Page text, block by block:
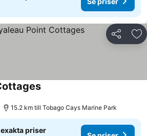
Dela
15.2 km till Tobago Cays Marine Park
priser